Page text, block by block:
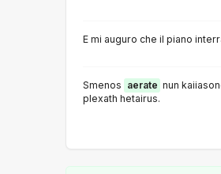
E mi auguro che il piano
Smenos aerate nun
plexath hetairus.